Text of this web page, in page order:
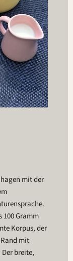
mit der
Gramm
Korpus, der
mit
breite,